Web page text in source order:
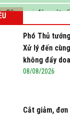
- Sữa ngoại, động vật
nhập khẩu
Phó Thủ
Xử lý đến
không đẩy
08/08/2026
Cắt giảm,